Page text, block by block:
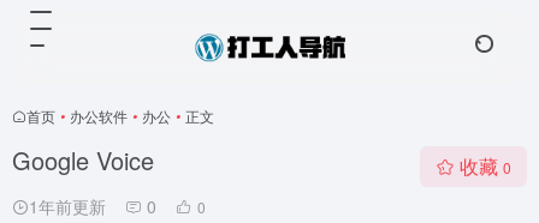
首页 • 办公软件 • 办公 • 正文
Google Voice
1年前更新 0 0
收藏 0